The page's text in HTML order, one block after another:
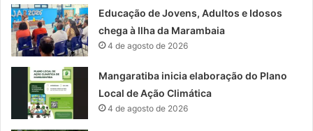
Educação de Jovens, Adultos e Idosos
chega à Ilha da Marambaia
4 de agosto de 2026
Mangaratiba inicia elaboração do Plano
Local de Ação Climática
4 de agosto de 2026